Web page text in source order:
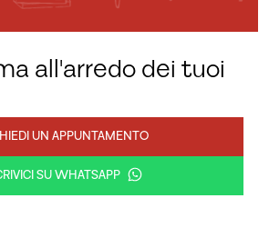
all'arredo dei tuoi
UN APPUNTAMENTO
SU WHATSAPP